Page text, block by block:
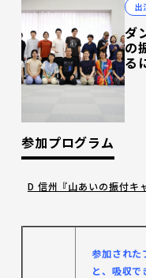
出
ダ
の
る
参加プログラム
D 信州『山あいの振付キ
参加された
と、吸収